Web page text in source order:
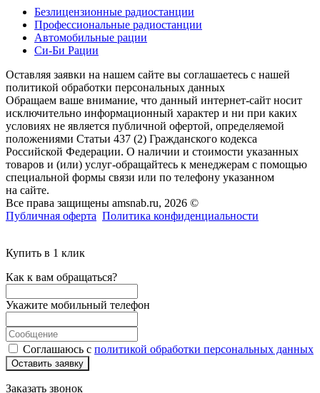
Безлицензионные радиостанции
Профессиональные радиостанции
Автомобильные рации
Си-Би Рации
Оставляя заявки на нашем сайте вы соглашаетесь с нашей
политикой обработки персональных данных
Обращаем ваше внимание, что данный интернет-сайт носит
исключительно информационный характер и ни при каких
условиях не является публичной офертой, определяемой
положениями Статьи 437 (2) Гражданского кодекса
Российской Федерации. О наличии и стоимости указанных
товаров и (или) услуг-обращайтесь к менеджерам с помощью
специальной формы связи или по телефону указанном
на сайте.
Все права защищены amsnab.ru, 2026 ©
Публичная оферта Политика конфиденциальности
Купить в 1 клик
Как к вам обращаться?
Укажите мобильный телефон
Соглашаюсь с политикой обработки персональных данных
Оставить заявку
Заказать звонок